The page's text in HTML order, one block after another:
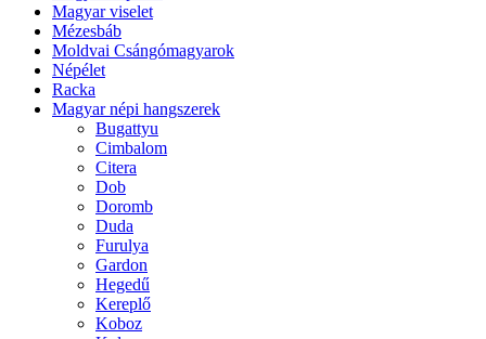
Magyar viselet
Mézesbáb
Moldvai Csángómagyarok
Népélet
Racka
Magyar népi hangszerek
Bugattyu
Cimbalom
Citera
Dob
Doromb
Duda
Furulya
Gardon
Hegedű
Kereplő
Koboz